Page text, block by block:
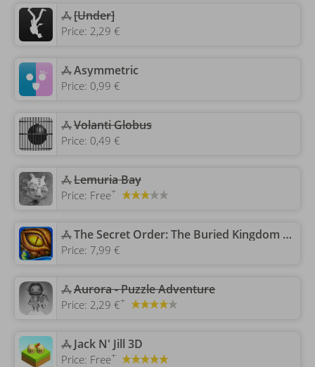
[Under]
Price: 2,29 €
‎Asymmetric
Price: 0,99 €
Volanti Globus
Price: 0,49 €
Lemuria Bay
Price: Free+
‎The Secret Order: The Buried Kingdom HD (Full)
Price: 7,99 €
Aurora - Puzzle Adventure
Price: 2,29 €+
‎Jack N' Jill 3D
Price: Free+